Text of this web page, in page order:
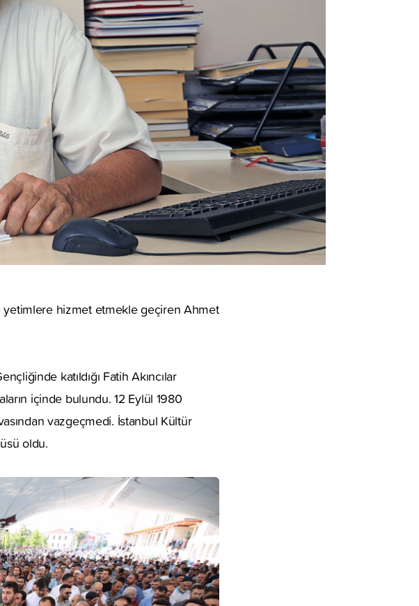
yetimlere hizmet etmekle geçiren Ahmet
katıldığı Fatih Akıncılar
içinde bulundu. 12 Eylül 1980
vazgeçmedi. İstanbul Kültür
oldu.